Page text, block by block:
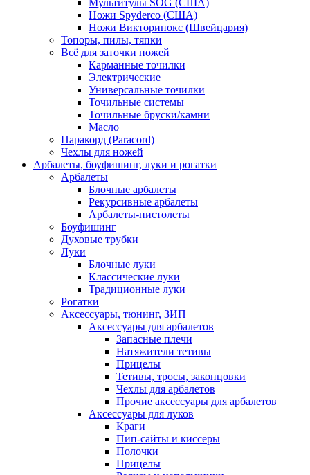
Ножи Spyderco (США)
Ножи Викторинокс (Швейцария)
Топоры, пилы, тяпки
Всё для заточки ножей
Карманные точилки
Электрические
Универсальные точилки
Точильные системы
Точильные бруски/камни
Масло
Паракорд (Paracord)
Чехлы для ножей
Арбалеты, боуфишинг, луки и рогатки
Арбалеты
Блочные арбалеты
Рекурсивные арбалеты
Арбалеты-пистолеты
Боуфишинг
Духовые трубки
Луки
Блочные луки
Классические луки
Традиционные луки
Рогатки
Аксессуары, тюнинг, ЗИП
Аксессуары для арбалетов
Запасные плечи
Натяжители тетивы
Прицелы
Тетивы, тросы, законцовки
Чехлы для арбалетов
Прочие аксессуары для арбалетов
Аксессуары для луков
Краги
Пип-сайты и киссеры
Полочки
Прицелы